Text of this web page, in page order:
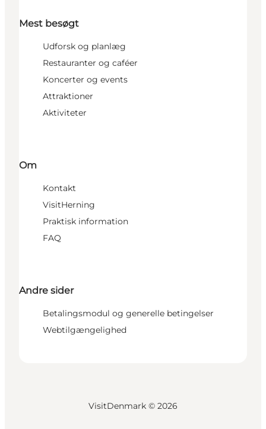
Mest besøgt
Udforsk og planlæg
Restauranter og caféer
Koncerter og events
Attraktioner
Aktiviteter
Om
Kontakt
VisitHerning
Praktisk information
FAQ
Andre sider
Betalingsmodul og generelle betingelser
Webtilgængelighed
VisitDenmark © 2026